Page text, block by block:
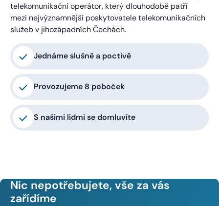
telekomunikační operátor, který dlouhodobě patří
mezi nejvýznamnější poskytovatele telekomunikačních
služeb v jihozápadních Čechách.
Jednáme slušně a poctivě
Provozujeme 8 poboček
S našimi lidmi se domluvíte
Nic nepotřebujete, vše za vás
zařídíme